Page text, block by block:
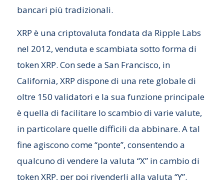
bancari più tradizionali.
XRP è una criptovaluta fondata da Ripple Labs
nel 2012, venduta e scambiata sotto forma di
token XRP. Con sede a San Francisco, in
California, XRP dispone di una rete globale di
oltre 150 validatori e la sua funzione principale
è quella di facilitare lo scambio di varie valute,
in particolare quelle difficili da abbinare. A tal
fine agiscono come “ponte”, consentendo a
qualcuno di vendere la valuta “X” in cambio di
token XRP, per poi rivenderli alla valuta “Y”.